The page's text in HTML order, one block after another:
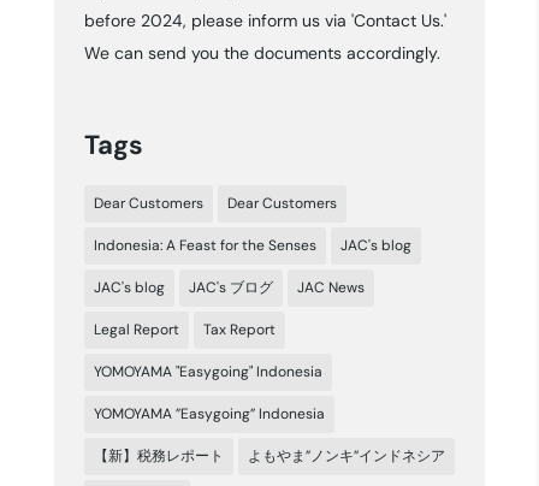
before 2024, please inform us via 'Contact Us.'
We can send you the documents accordingly.
Tags
Dear Customers Dear Customers
Indonesia: A Feast for the Senses JAC's blog
JAC's blog JAC's ブログ JAC News
Legal Report Tax Report
YOMOYAMA "Easygoing" Indonesia
YOMOYAMA ”Easygoing” Indonesia
【新】税務レポート よもやま”ノンキ”インドネシア